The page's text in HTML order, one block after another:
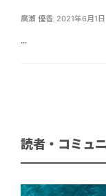
廣瀬 優香 2021年6月1日
...
読者・コミュ